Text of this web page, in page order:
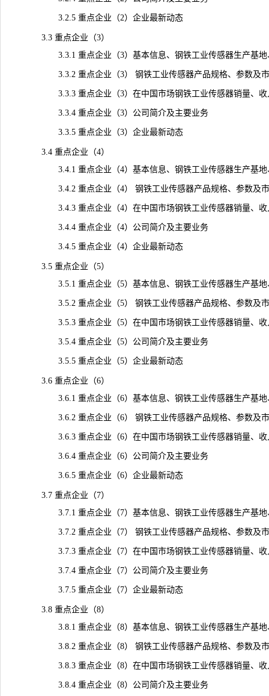
3.2.5 重点企业（2）企业最新动态
3.3 重点企业（3）
3.3.1 重点企业（3）基本信息、钢铁工业传感器生产基地
3.3.2 重点企业（3） 钢铁工业传感器产品规格、参数及市
3.3.3 重点企业（3）在中国市场钢铁工业传感器销量、收入
3.3.4 重点企业（3）公司简介及主要业务
3.3.5 重点企业（3）企业最新动态
3.4 重点企业（4）
3.4.1 重点企业（4）基本信息、钢铁工业传感器生产基地
3.4.2 重点企业（4） 钢铁工业传感器产品规格、参数及市
3.4.3 重点企业（4）在中国市场钢铁工业传感器销量、收入
3.4.4 重点企业（4）公司简介及主要业务
3.4.5 重点企业（4）企业最新动态
3.5 重点企业（5）
3.5.1 重点企业（5）基本信息、钢铁工业传感器生产基地
3.5.2 重点企业（5） 钢铁工业传感器产品规格、参数及市
3.5.3 重点企业（5）在中国市场钢铁工业传感器销量、收入
3.5.4 重点企业（5）公司简介及主要业务
3.5.5 重点企业（5）企业最新动态
3.6 重点企业（6）
3.6.1 重点企业（6）基本信息、钢铁工业传感器生产基地
3.6.2 重点企业（6） 钢铁工业传感器产品规格、参数及市
3.6.3 重点企业（6）在中国市场钢铁工业传感器销量、收入
3.6.4 重点企业（6）公司简介及主要业务
3.6.5 重点企业（6）企业最新动态
3.7 重点企业（7）
3.7.1 重点企业（7）基本信息、钢铁工业传感器生产基地
3.7.2 重点企业（7） 钢铁工业传感器产品规格、参数及市
3.7.3 重点企业（7）在中国市场钢铁工业传感器销量、收入
3.7.4 重点企业（7）公司简介及主要业务
3.7.5 重点企业（7）企业最新动态
3.8 重点企业（8）
3.8.1 重点企业（8）基本信息、钢铁工业传感器生产基地
3.8.2 重点企业（8） 钢铁工业传感器产品规格、参数及市
3.8.3 重点企业（8）在中国市场钢铁工业传感器销量、收入
3.8.4 重点企业（8）公司简介及主要业务